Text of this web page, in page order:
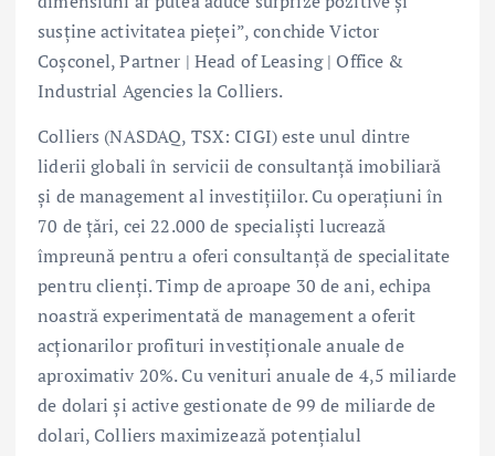
susține activitatea pieței”, conchide Victor
Coșconel, Partner | Head of Leasing | Office &
Industrial Agencies la Colliers.
Colliers (NASDAQ, TSX: CIGI) este unul dintre
liderii globali în servicii de consultanță imobiliară
și de management al investițiilor. Cu operațiuni în
70 de țări, cei 22.000 de specialiști lucrează
împreună pentru a oferi consultanță de specialitate
pentru clienți. Timp de aproape 30 de ani, echipa
noastră experimentată de management a oferit
acționarilor profituri investiționale anuale de
aproximativ 20%. Cu venituri anuale de 4,5 miliarde
de dolari și active gestionate de 99 de miliarde de
dolari, Colliers maximizează potențialul